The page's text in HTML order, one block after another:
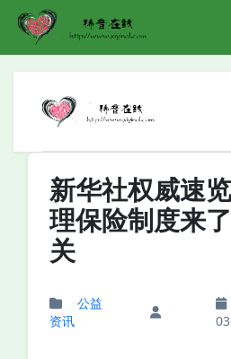
新华社权威速
理保险制度来
关
公益
资讯